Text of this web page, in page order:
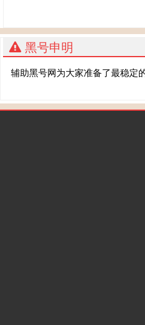
黑号申明
辅助黑号网为大家准备了最稳定